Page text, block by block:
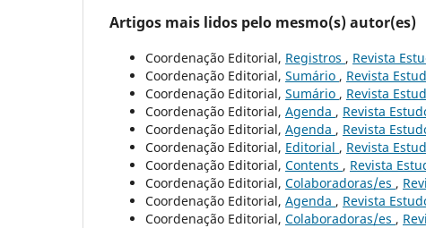
Artigos mais lidos pelo mesmo(s) autor(es)
Coordenação Editorial, Registros , Revista
Coordenação Editorial, Sumário , Revista
Coordenação Editorial, Sumário , Revista
Coordenação Editorial, Agenda , Revista
Coordenação Editorial, Agenda , Revista
Coordenação Editorial, Editorial , Revista
Coordenação Editorial, Contents , Revista
Coordenação Editorial, Colaboradoras/es ,
Coordenação Editorial, Agenda , Revista
Coordenação Editorial, Colaboradoras/es ,